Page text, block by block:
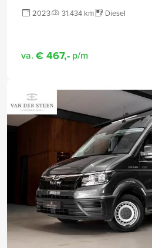
2023 31.434 km Diesel
va. € 467,- p/m